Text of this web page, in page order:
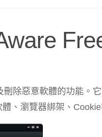
除惡意軟體的功能。
、瀏覽器綁架、Cookie